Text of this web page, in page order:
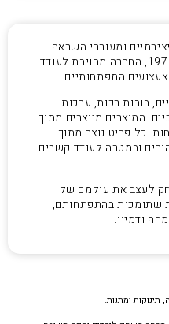
ומעוררי השראה
עבור ילדים בכל הגילאים. מאז 1978, החברה מחויבת לעודד
התפתחותיים.
בובות רכות, ערכות
המוצרים מיוצרים מתוך
כל פריט נוצר מתוך
ובמטרה לעודד קשרים
לעצב את עולמם של
שתומכות בהתפתחותם,
ודמיון.
ומתנות.